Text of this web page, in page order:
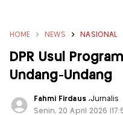
HOME NEWS NASIONAL
DPR Usul
Undang-Undang
Fahmi Firdaus ,Jurnalis
Senin, 20 April 2026